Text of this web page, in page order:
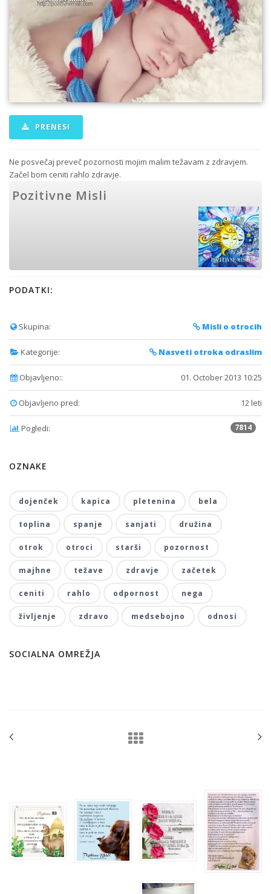
PRENESI
Ne posvečaj preveč pozornosti mojim malim težavam z zdravjem.
Začel bom ceniti rahlo zdravje.
Pozitivne Misli
PODATKI:
Skupina: Misli o otrocih
Kategorije: Nasveti otroka odraslim
Objavljeno:: 01. October 2013 10:25
Objavljeno pred: 12 leti
Pogledi: 7814
OZNAKE
dojenček kapica pletenina bela
toplina spanje sanjati družina
otrok otroci starši pozornost
majhne težave zdravje začetek
ceniti rahlo odpornost nega
življenje zdravo medsebojno odnosi
SOCIALNA OMREŽJA